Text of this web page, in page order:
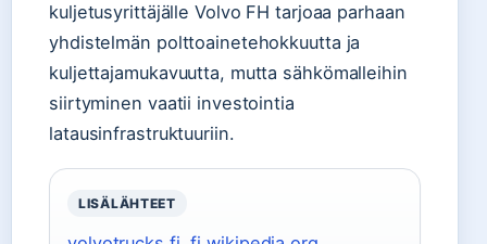
kuljetusyrittäjälle Volvo FH tarjoaa parhaan
yhdistelmän polttoainetehokkuutta ja
kuljettajamukavuutta, mutta sähkömalleihin
siirtyminen vaatii investointia
latausinfrastruktuuriin.
LISÄLÄHTEET